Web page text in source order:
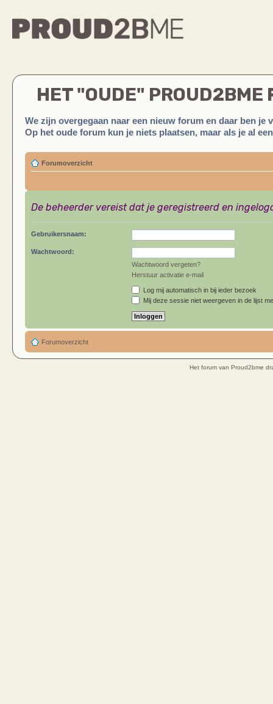
HET "OUDE" PROUD2BME
We zijn overgegaan naar een nieuw forum en daar ben je
Op het oude forum kun je niets plaatsen, maar als je al
Forumoverzicht
De beheerder vereist dat je geregistreerd en
Gebruikersnaam:
Wachtwoord:
Wachtwoord vergeten?
Herstuur activatie e-mail
Log mij automatisch in bij ieder bezoek
Mij deze sessie niet weergeven in de lijst
Forumoverzicht
Het forum van Proud2bme